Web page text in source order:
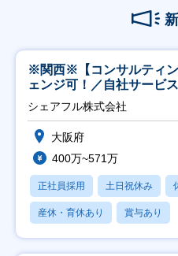
※関西※【コンサルティ
ェンジ可！／自社サービ
シェアフル株式会社
大阪府
400万~571万
正社員採用 土日祝休み
産休・育休あり 賞与あり